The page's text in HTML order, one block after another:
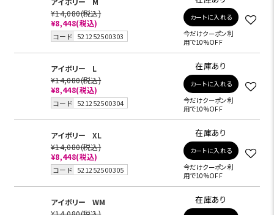
¥14,080(税込)
¥8,448(税込)
コード 521252500303
カートに入れる
今だけクーポン利
用で10%OFF
アイボリー
L
¥14,080(税込)
¥8,448(税込)
コード 521252500304
在庫あり
カートに入れる
今だけクーポン利
用で10%OFF
アイボリー
XL
¥14,080(税込)
¥8,448(税込)
コード 521252500305
在庫あり
カートに入れる
今だけクーポン利
用で10%OFF
アイボリー
WM
在庫あり